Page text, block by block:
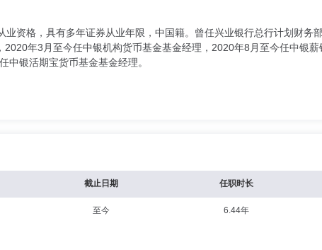
资格，具有多年证券从业年限，中国籍。曾任兴业银行总行计划财务
年3月至今任中银机构货币基金基金经理，2020年8月至今任中银薪
中银活期宝货币基金基金经理。
截止日期 任职时长
至今 6.44年